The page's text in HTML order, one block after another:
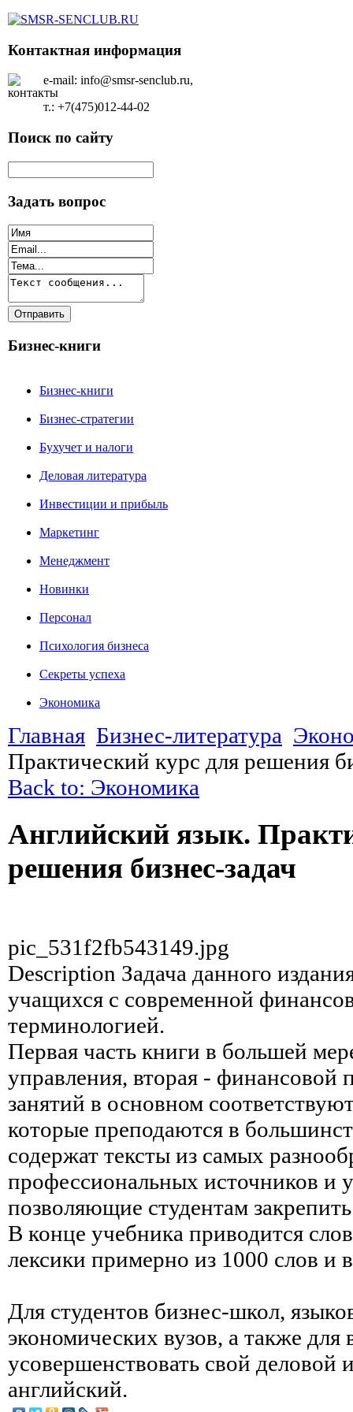
Контактная информация
e-mail: info@smsr-senclub.ru,
т.: +7(475)012-44-02
Поиск по сайту
Задать вопрос
Бизнес-книги
Бизнес-книги
Бизнес-стратегии
Бухучет и налоги
Деловая литература
Инвестиции и прибыль
Маркетинг
Менеджмент
Новинки
Персонал
Психология бизнеса
Секреты успеха
Экономика
Главная Бизнес-литература
Практический курс для решения
Back to: Экономика
Английский язык.
решения бизнес-задач
pic_531f2fb543149.jpg
Description Задача данного
учащихся с современной
терминологией.
Первая часть книги в большей
управления, вторая - финансовой
занятий в основном
которые преподаются в
содержат тексты из самых
профессиональных источников и
позволяющие студентам
В конце учебника приводится
лексики примерно из 1000 слов и
Для студентов бизнес-школ,
экономических вузов, а также для
усовершенствовать свой деловой
английский.